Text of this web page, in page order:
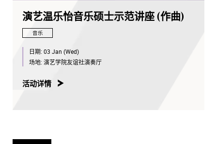
演艺温乐怡音乐硕士示范讲座 (作曲)
音乐
日期: 03 Jan (Wed)
场地: 演艺学院友谊社演奏厅
活动详情